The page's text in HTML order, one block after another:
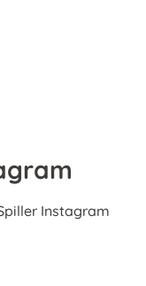
Instagram